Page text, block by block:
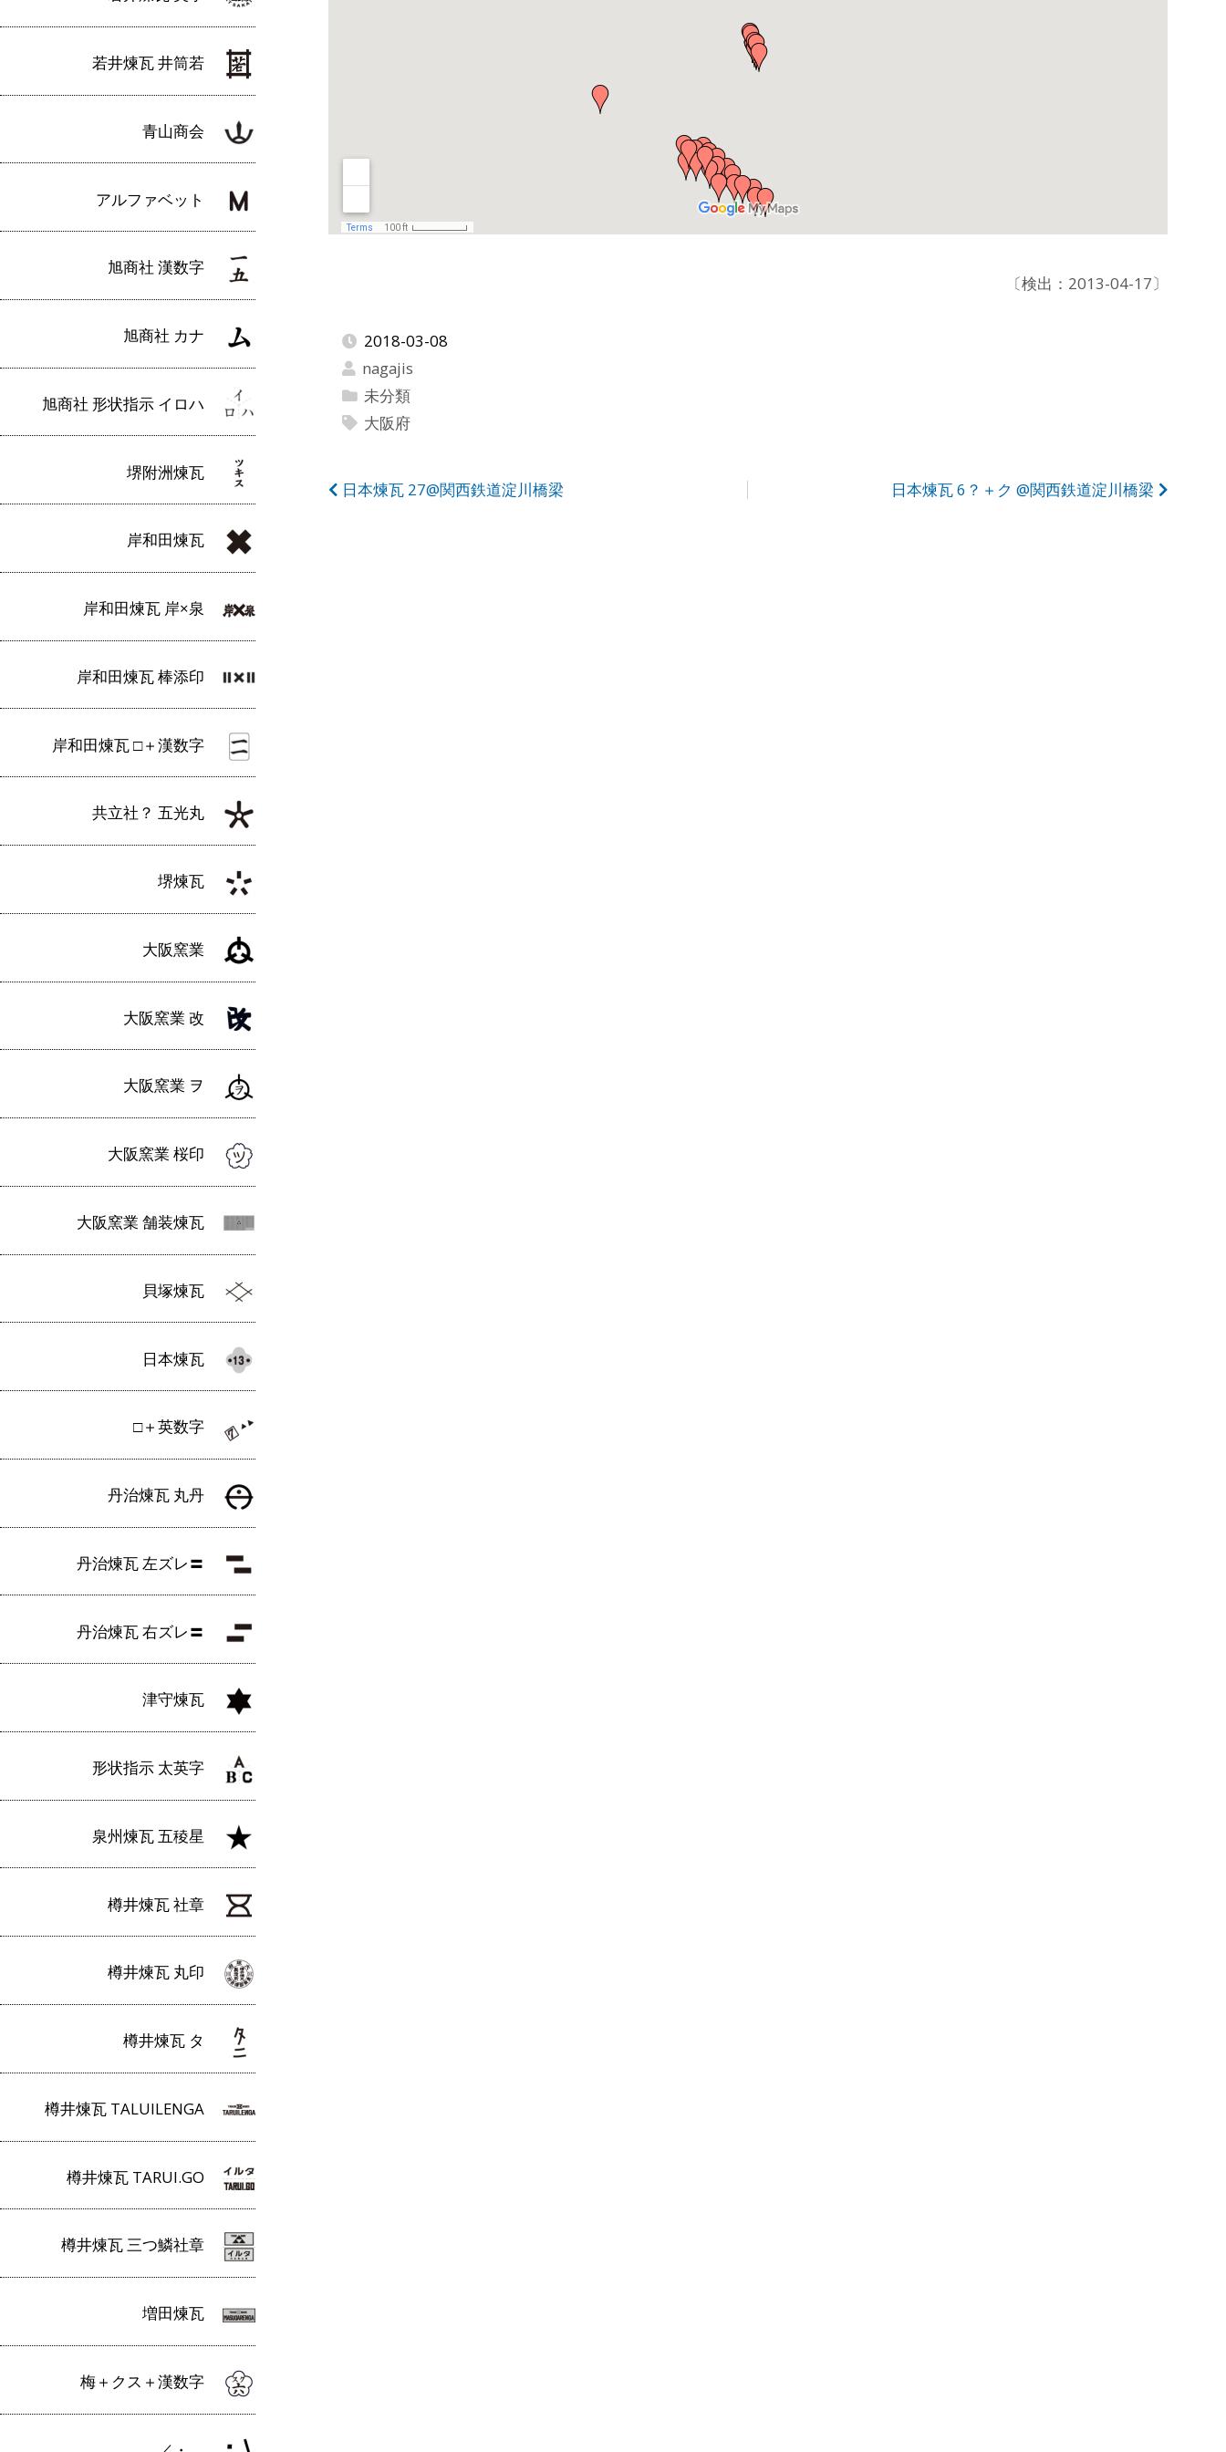
若井煉瓦 井筒若
青山商会
アルファベット
旭商社 漢数字
旭商社 カナ
旭商社 形状指示 イロハ
堺附洲煉瓦
岸和田煉瓦
岸和田煉瓦 岸×泉
岸和田煉瓦 棒添印
岸和田煉瓦 □＋漢数字
共立社？ 五光丸
堺煉瓦
大阪窯業
大阪窯業 改
大阪窯業 ヲ
大阪窯業 桜印
大阪窯業 舗装煉瓦
貝塚煉瓦
日本煉瓦
□＋英数字
丹治煉瓦 丸丹
丹治煉瓦 左ズレ〓
丹治煉瓦 右ズレ〓
津守煉瓦
形状指示 太英字
泉州煉瓦 五稜星
樽井煉瓦 社章
樽井煉瓦 丸印
樽井煉瓦 タ
樽井煉瓦 TALUILENGA
樽井煉瓦 TARUI.GO
樽井煉瓦 三つ鱗社章
増田煉瓦
梅＋クス＋漢数字
〔検出：2013-04-17〕
2018-03-08
nagajis
未分類
大阪府
投
日本煉瓦 6？＋ク @関西鉄道淀川橋梁
日本煉瓦 27@関西鉄道淀川橋梁